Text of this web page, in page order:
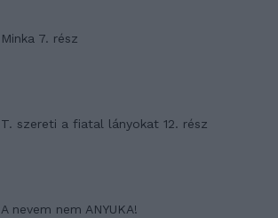
Minka 7. rész
T. szereti a fiatal lányokat 12. rész
A nevem nem ANYUKA!